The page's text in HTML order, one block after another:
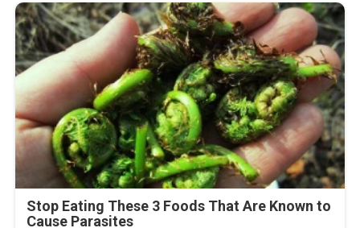
Stop Eating These 3 Foods That Are Known to
Cause Parasites